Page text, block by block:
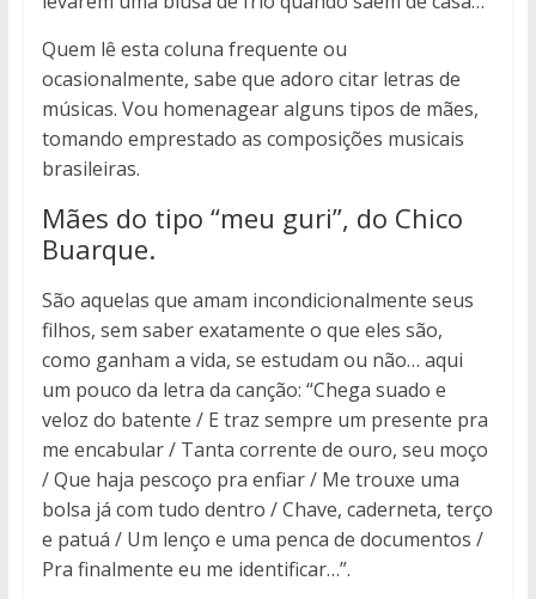
Quem lê esta coluna frequente ou
ocasionalmente, sabe que adoro citar letras de
músicas. Vou homenagear alguns tipos de mães,
tomando emprestado as composições musicais
brasileiras.
Mães do tipo “meu guri”, do Chico
Buarque.
São aquelas que amam incondicionalmente seus
filhos, sem saber exatamente o que eles são,
como ganham a vida, se estudam ou não… aqui
um pouco da letra da canção: “Chega suado e
veloz do batente / E traz sempre um presente pra
me encabular / Tanta corrente de ouro, seu moço
/ Que haja pescoço pra enfiar / Me trouxe uma
bolsa já com tudo dentro / Chave, caderneta, terço
e patuá / Um lenço e uma penca de documentos /
Pra finalmente eu me identificar…”.